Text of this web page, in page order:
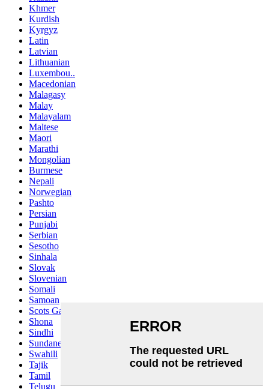
Khmer
Kurdish
Kyrgyz
Latin
Latvian
Lithuanian
Luxembou..
Macedonian
Malagasy
Malay
Malayalam
Maltese
Maori
Marathi
Mongolian
Burmese
Nepali
Norwegian
Pashto
Persian
Punjabi
Serbian
Sesotho
Sinhala
Slovak
Slovenian
Somali
Samoan
Scots Gaelic
Shona
Sindhi
Sundanese
Swahili
Tajik
Tamil
Telugu